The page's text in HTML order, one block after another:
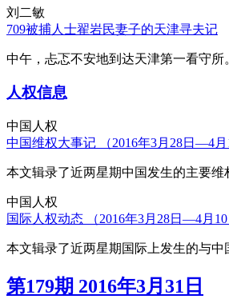
刘二敏
709被捕人士翟岩民妻子的天津寻夫记
中午，忐忑不安地到达天津第一看守所
人权信息
中国人权
中国维权大事记 （2016年3月28日—4月
本文辑录了近两星期中国发生的主要维
中国人权
国际人权动态 （2016年3月28日—4月10
本文辑录了近两星期国际上发生的与中
第179期 2016年3月31日